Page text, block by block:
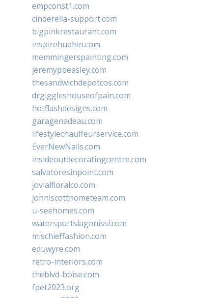
empconst1.com
cinderella-support.com
bigpinkrestaurant.com
inspirehuahin.com
memmingerspainting.com
jeremypbeasley.com
thesandwichdepotcos.com
drgiggleshouseofpain.com
hotflashdesigns.com
garagenadeau.com
lifestylechauffeurservice.com
EverNewNails.com
insideoutdecoratingcentre.com
salvatoresinpoint.com
jovialfloralco.com
johnlscotthometeam.com
u-seehomes.com
watersportslagonissi.com
mischieffashion.com
eduwyre.com
retro-interiors.com
theblvd-boise.com
fpet2023.org